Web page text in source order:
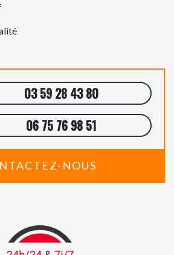
03 59 28 43 80
06 75 76 98 51
NOUS